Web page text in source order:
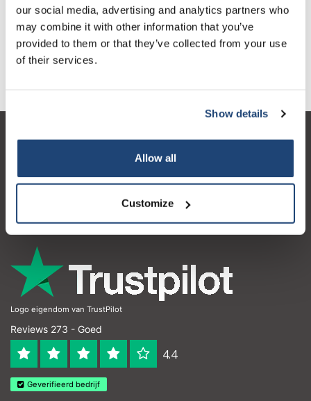
our social media, advertising and analytics partners who
may combine it with other information that you’ve
provided to them or that they’ve collected from your use
of their services.
Show details
Allow all
Customize
Ammoniumcitraat is in de EU goedgekeurd als
levensmiddelenadditief E 380. Het wordt gebruikt als
zuurteregelaar en kleurstabilisator in limonades, jam, ingeblikte
groenten en fruit, gebak, kant-en-klare soepen en diepgevroren
Klantenservice
Openingstijden
Logo eigendom van TrustPilot
Reviews 273 - Goed
4.4
Geverifieerd bedrijf